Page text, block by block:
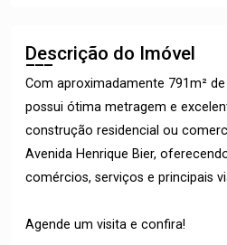
Descrição do Imóvel
Com aproximadamente 791m²
possui ótima metragem e
construção residencial ou
Avenida Henrique Bier,
comércios, serviços e principais
Agende um visita e confira!